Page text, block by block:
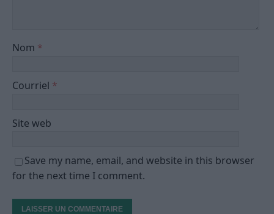
Nom *
Courriel *
Site web
Save my name, email, and website in this browser
for the next time I comment.